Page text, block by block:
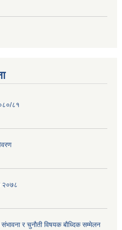
८१
२०७८
र चुनाैती विषयक बाैध्दिक सम्मेलन